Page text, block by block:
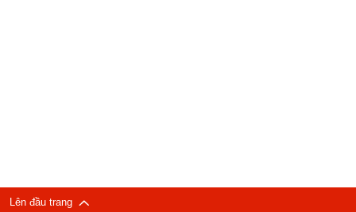
Lên đầu trang